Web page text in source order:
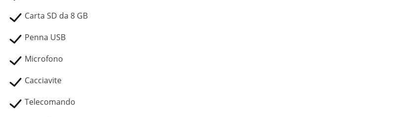
Carta SD da 8 GB
Penna USB
Microfono
Cacciavite
Telecomando